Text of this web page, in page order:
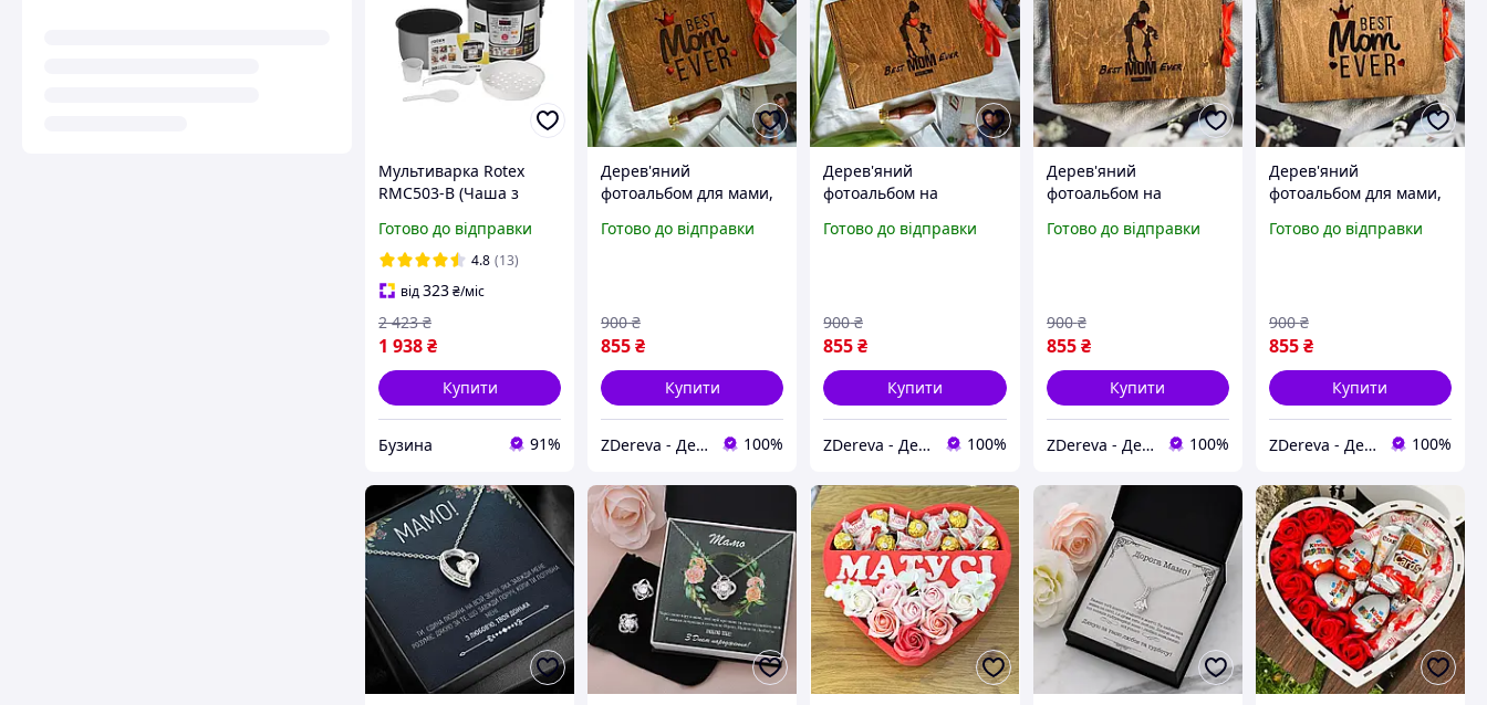
Мультиварка Rotex
RMC503-B (Чаша з
антипригарним
покриттям)
Готово до відправки
4.8 (13)
від323₴/міс
1 938₴
2 423 ₴
Купити
Бузина 91%
Дерев'яний
фотоальбом для мами,
подарунок на день
Готово до відправки
855₴
900 ₴
Купити
ZDereva - Дерев'яні вироби 100%
Дерев'яний
фотоальбом на
від дочки |
Готово до відправки
855₴
900 ₴
Купити
ZDereva - Дерев'яні вироби 100%
Дерев'яний
фотоальбом на
від дочки |
Готово до відправки
855 ₴
900 ₴
Купити
ZDereva - Дерев'яні вироби 100%
Дерев'яний
фотоальбом для мами,
подарунок на день
Готово до відправки
855₴
900 ₴
Купити
ZDereva - Дерев'яні вироби 100%